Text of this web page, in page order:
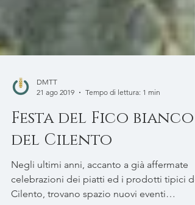
DMTT
21 ago 2019
Tempo di lettura: 1 min
Festa del Fico bianco
del Cilento